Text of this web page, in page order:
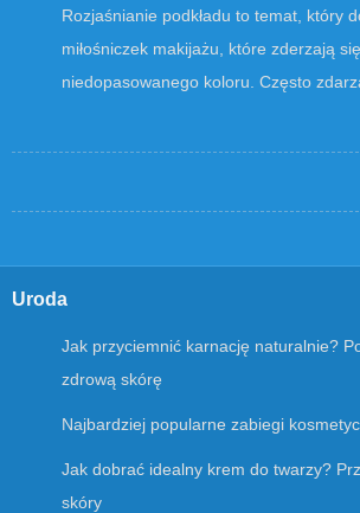
Rozjaśnianie podkładu to temat, który
miłośniczek makijażu, które zderzają
niedopasowanego koloru. Często
Uroda
Jak przyciemnić karnację naturalnie?
zdrową skórę
Najbardziej popularne zabiegi
Jak dobrać idealny krem do twarzy?
skóry